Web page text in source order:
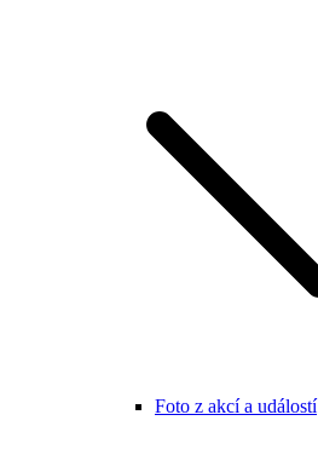
Foto z akcí a událostí